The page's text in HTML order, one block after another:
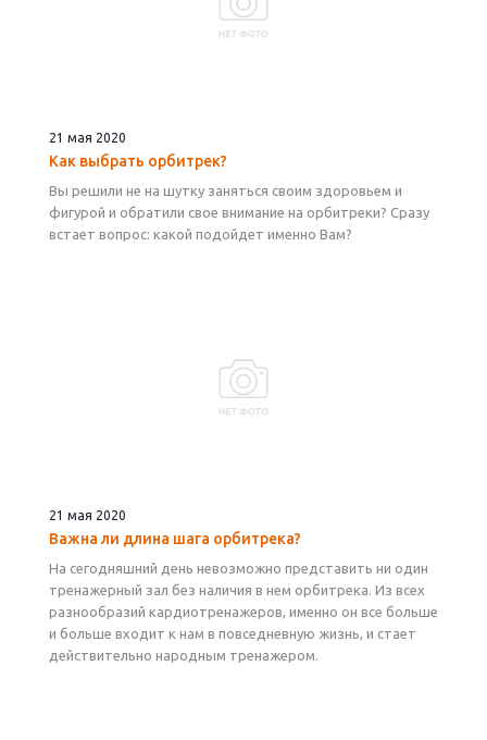
21 мая 2020
Как выбрать орбитрек?
Вы решили не на шутку заняться своим здоровьем и
фигурой и обратили свое внимание на орбитреки? Сразу
встает вопрос: какой подойдет именно Вам?
21 мая 2020
Важна ли длина шага орбитрека?
На сегодняшний день невозможно представить ни один
тренажерный зал без наличия в нем орбитрека. Из всех
разнообразий кардиотренажеров, именно он все больше
и больше входит к нам в повседневную жизнь, и стает
действительно народным тренажером.